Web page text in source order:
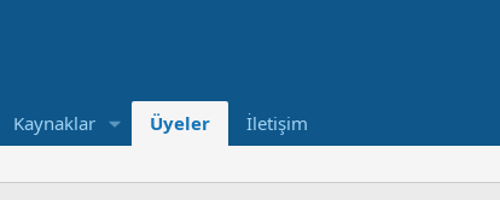
Kaynaklar Üyeler İletişim